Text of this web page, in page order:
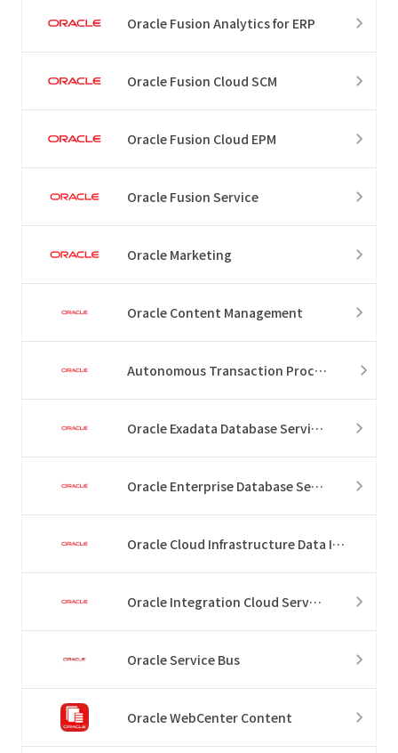
Oracle Fusion Analytics for ERP
Oracle Fusion Cloud SCM
Oracle Fusion Cloud EPM
Oracle Fusion Service
Oracle Marketing
Oracle Content Management
Autonomous Transaction Processing
Oracle Exadata Database Service
Oracle Enterprise Database Service
Oracle Cloud Infrastructure Data Integration
Oracle Integration Cloud Service
Oracle Service Bus
Oracle WebCenter Content